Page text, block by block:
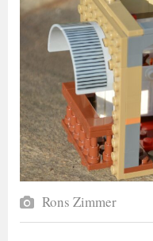
Rons Zimmer